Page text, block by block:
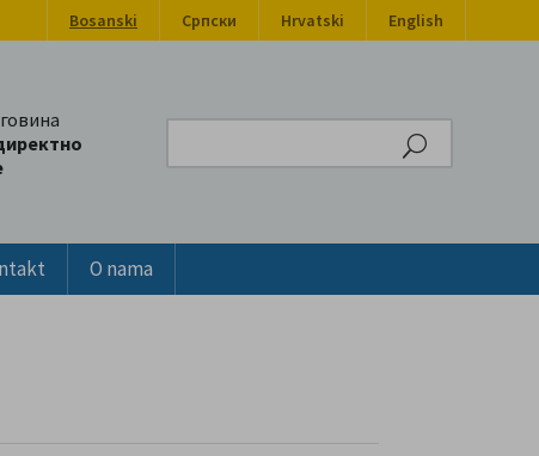
Bosanski Српски Hrvatski English
O nama